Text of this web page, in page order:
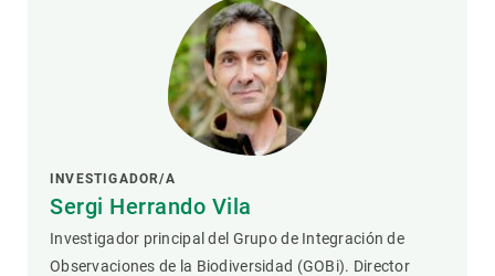
INVESTIGADOR/A
Sergi Herrando Vila
Investigador principal del Grupo de Integración de
Observaciones de la Biodiversidad (GOBi). Director